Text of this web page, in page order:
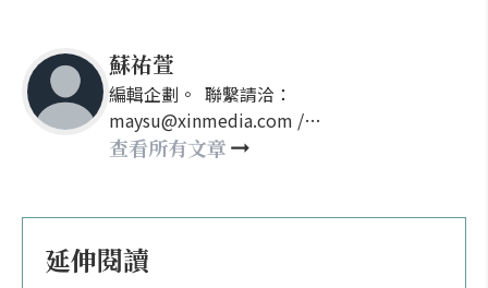
蘇祐萱
編輯企劃。 聯繫請洽：
maysu@xinmedia.com /
may860527@gmail.com
查看所有文章
延伸閱讀